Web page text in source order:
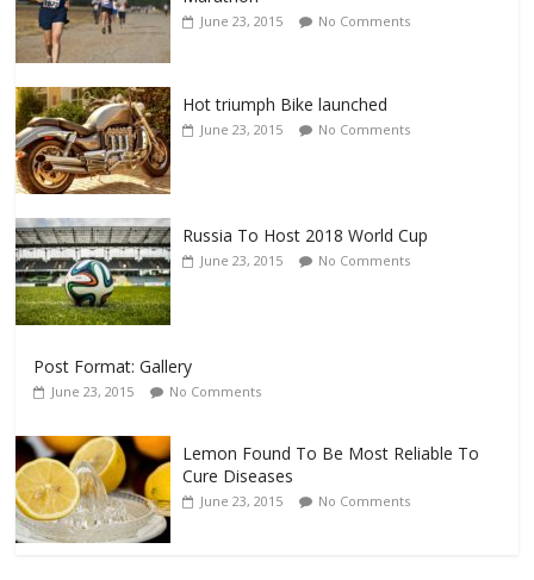
June 23, 2015 No Comments
Hot triumph Bike launched
June 23, 2015 No Comments
Russia To Host 2018 World Cup
June 23, 2015 No Comments
Post Format: Gallery
June 23, 2015 No Comments
Lemon Found To Be Most Reliable To
Cure Diseases
June 23, 2015 No Comments